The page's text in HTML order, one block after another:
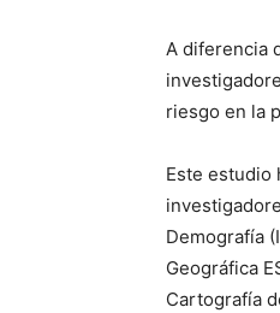
A diferencia
riesgo en la
Este estudio
Demografía
Geográfica
Cartografía